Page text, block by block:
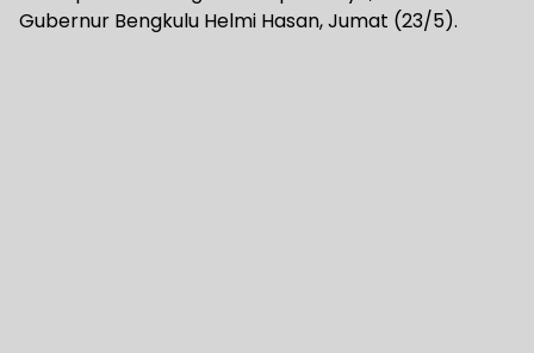
Gubernur Bengkulu Helmi Hasan, Jumat (23/5).